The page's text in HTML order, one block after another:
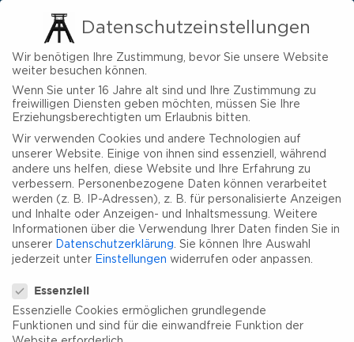
Datenschutzeinstellungen
Wir benötigen Ihre Zustimmung, bevor Sie unsere Website
weiter besuchen können.
Wenn Sie unter 16 Jahre alt sind und Ihre Zustimmung zu
freiwilligen Diensten geben möchten, müssen Sie Ihre
Erziehungsberechtigten um Erlaubnis bitten.
Wir verwenden Cookies und andere Technologien auf
unserer Website. Einige von ihnen sind essenziell, während
andere uns helfen, diese Website und Ihre Erfahrung zu
verbessern.
Personenbezogene Daten können verarbeitet
werden (z. B. IP-Adressen), z. B. für personalisierte Anzeigen
und Inhalte oder Anzeigen- und Inhaltsmessung.
Weitere
Informationen über die Verwendung Ihrer Daten finden Sie in
unserer
Datenschutzerklärung Sie können Ihre Auswahl
jederzeit unter Einstellungen widerrufen oder anpassen.
Essenziell
Essenzielle Cookies ermöglichen grundlegende
Funktionen und sind für die einwandfreie Funktion der